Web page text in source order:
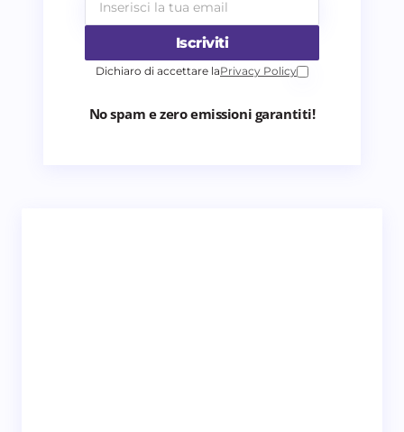
Iscriviti
Dichiaro di accettare laPrivacy Policy
No spam e zero emissioni garantiti!